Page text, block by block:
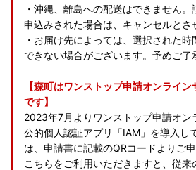
・沖縄、離島への配送はできません
申込みされた場合は、キャンセルとさ
・お届け先によっては、選択された
できない場合がございます。予めご了
【森町はワンストップ申請オンライ
です】
2023年7月よりワンストップ申請オン
公的個人認証アプリ「IAM」を導入し
は、申請書に記載のQRコードよりご申
こちらをご利用いただきますと、従